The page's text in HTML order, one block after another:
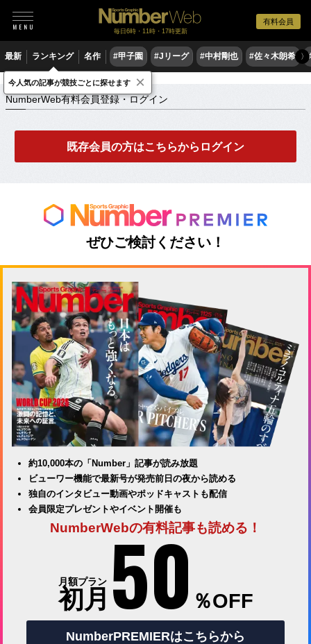
有料会員
毎日6時・11時・17時更新
最新 ランキング 名作 #甲子園 #Jリーグ #中村剛也 #佐々木朗希 〉
NumberWeb有料会員登録・ログイン
NumberWeb有料会員登録・ログイン
既存会員の方はこちらからログイン
ぜひご検討ください！
約10,000本の「Number」記事が読み放題
ビューワー機能で最新号が発売前日の夜から読める
独自のインタビュー動画やポッドキャストも配信
会員限定プレゼントやイベント開催も
NumberWebの有料記事も読める！
月額プラン
初月 50 ％OFF
NumberPREMIERはこちらから
今人気の記事が競技ごとに探せます ×